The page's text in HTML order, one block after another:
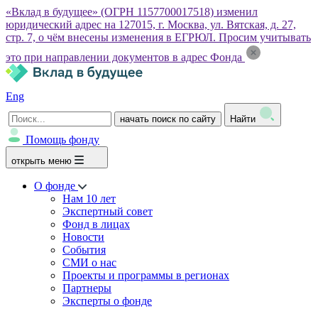
«Вклад в будущее» (ОГРН 1157700017518) изменил
юридический адрес на 127015, г. Москва, ул. Вятская, д. 27,
стр. 7, о чём внесены изменения в ЕГРЮЛ. Просим учитывать
это при направлении документов в адрес Фонда
Eng
начать поиск по сайту Найти
Помощь фонду
открыть меню
О фонде
Нам 10 лет
Экспертный совет
Фонд в лицах
Новости
События
СМИ о нас
Проекты и программы в регионах
Партнеры
Эксперты о фонде